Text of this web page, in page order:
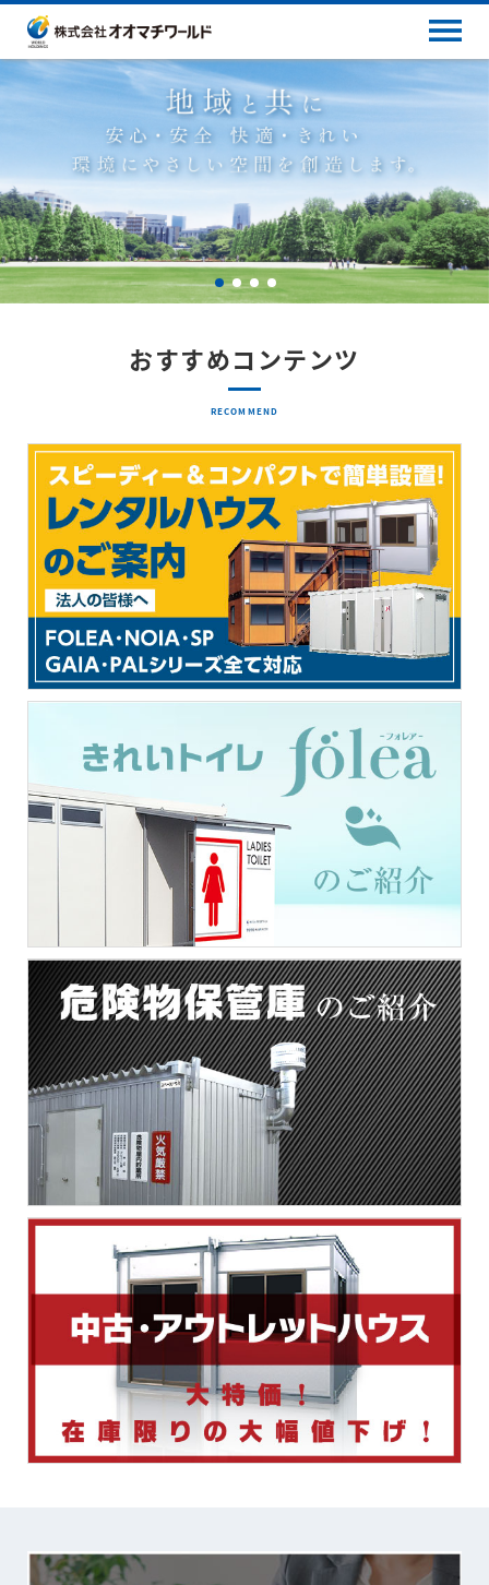
おすすめコンテンツ
RECOMMEND